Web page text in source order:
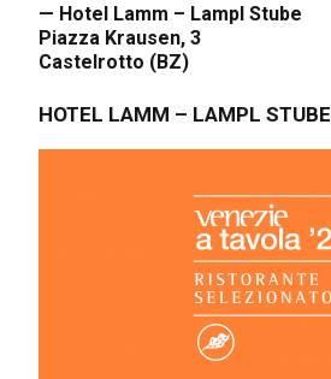
— Hotel Lamm – Lampl Stube
Piazza Krausen, 3
Castelrotto (BZ)
HOTEL LAMM – LAMPL STUBE